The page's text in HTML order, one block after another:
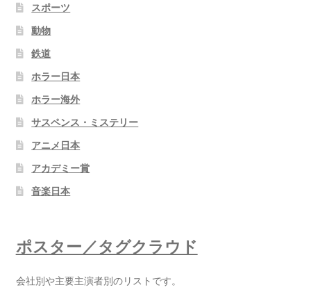
スポーツ
動物
鉄道
ホラー日本
ホラー海外
サスペンス・ミステリー
アニメ日本
アカデミー賞
音楽日本
ポスター／タグクラウド
会社別や主要主演者別のリストです。